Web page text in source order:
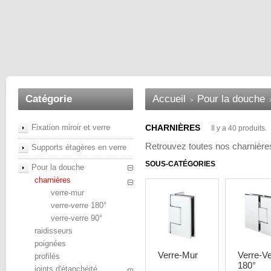
Catégorie
Fixation miroir et verre
Supports étagères en verre
Pour la douche
charnières
verre-mur
verre-verre 180°
verre-verre 90°
raidisseurs
poignées
profilés
joints d'étanchéité
Accueil > Pour la douche
CHARNIÈRES Il y a 40 produits.
Retrouvez toutes nos
SOUS-CATÉGORIES
Verre-Mur
Verre-
180°